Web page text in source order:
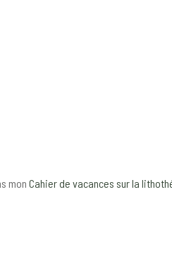
mon Cahier de vacances sur la